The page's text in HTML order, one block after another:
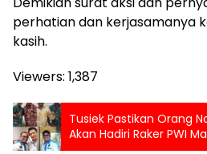
perhatian dan kerjasamanya
kasih.
Viewers: 1,387
Tusiek Pastikan Orang
Akan Hadiri Raker PWI
Pengurus PWI Kota Tual